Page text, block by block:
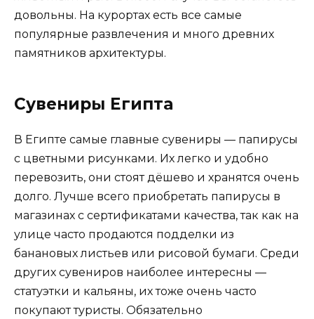
довольны. На курортах есть все самые
популярные развлечения и много древних
памятников архитектуры.
Сувениры Египта
В Египте самые главные сувениры — папирусы
с цветными рисунками. Их легко и удобно
перевозить, они стоят дёшево и хранятся очень
долго. Лучше всего приобретать папирусы в
магазинах с сертификатами качества, так как на
улице часто продаются подделки из
банановых листьев или рисовой бумаги. Среди
других сувениров наиболее интересны —
статуэтки и кальяны, их тоже очень часто
покупают туристы. Обязательно